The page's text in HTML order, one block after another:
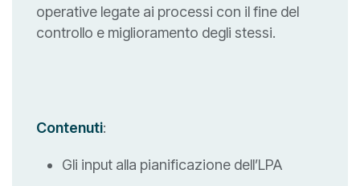
operative legate ai processi con il fine del
controllo e miglioramento degli stessi.
Contenuti:
Gli input alla pianificazione dell’LPA